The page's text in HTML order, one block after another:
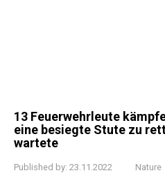
13 Feuerwehrleute
eine besiegte Stute zu
wartete
Published by: 23.11.2022 Nature